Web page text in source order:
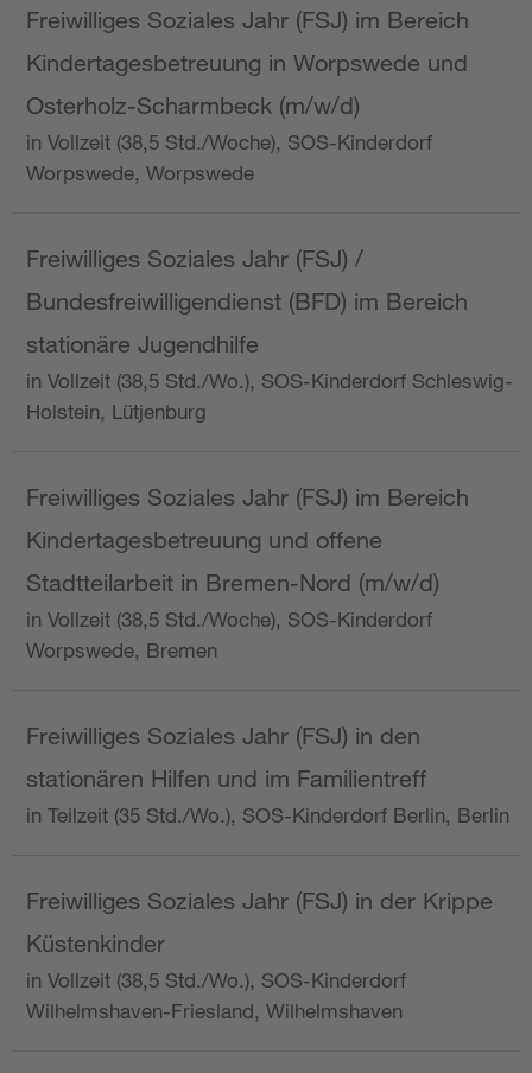
Freiwilliges Soziales Jahr (FSJ) im Bereich
Kindertagesbetreuung in Worpswede und
Osterholz-Scharmbeck (m/w/d)
in Vollzeit (38,5 Std./Woche), SOS-Kinderdorf
Worpswede, Worpswede
Freiwilliges Soziales Jahr (FSJ) /
Bundesfreiwilligendienst (BFD) im Bereich
stationäre Jugendhilfe
in Vollzeit (38,5 Std./Wo.), SOS-Kinderdorf Schleswig-
Holstein, Lütjenburg
Freiwilliges Soziales Jahr (FSJ) im Bereich
Kindertagesbetreuung und offene
Stadtteilarbeit in Bremen-Nord (m/w/d)
in Vollzeit (38,5 Std./Woche), SOS-Kinderdorf
Worpswede, Bremen
Freiwilliges Soziales Jahr (FSJ) in den
stationären Hilfen und im Familientreff
in Teilzeit (35 Std./Wo.), SOS-Kinderdorf Berlin, Berlin
Freiwilliges Soziales Jahr (FSJ) in der Krippe
Küstenkinder
in Vollzeit (38,5 Std./Wo.), SOS-Kinderdorf
Wilhelmshaven-Friesland, Wilhelmshaven